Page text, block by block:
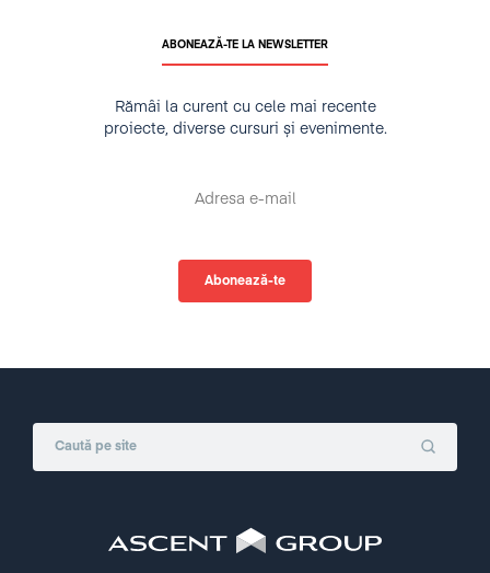
ABONEAZĂ-TE LA NEWSLETTER
Rămâi la curent cu cele mai recente
proiecte, diverse cursuri și evenimente.